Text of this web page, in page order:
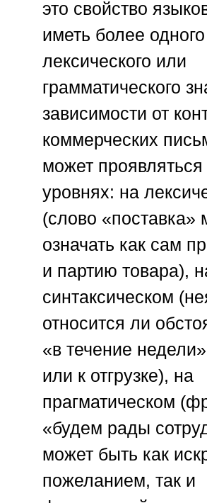
это свойство
иметь более одного
лексического или
грамматического
зависимости от
коммерческих
может
уровнях: на
(слово «поставка»
означать как сам
и партию товара),
синтаксическом
относится ли
«в течение
или к отгрузке), на
прагматическом
«будем рады
может быть как
пожеланием, так и